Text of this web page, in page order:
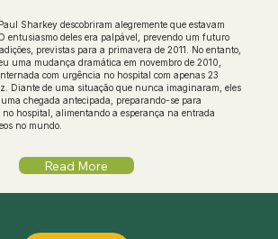
Sharkey descobriram alegremente que estavam
entusiasmo deles era palpável, prevendo um futuro
previstas para a primavera de 2011. No entanto,
uma mudança dramática em novembro de 2010,
com urgência no hospital com apenas 23
Diante de uma situação que nunca imaginaram, eles
chegada antecipada, preparando-se para
no hospital, alimentando a esperança na entrada
no mundo.
Read More